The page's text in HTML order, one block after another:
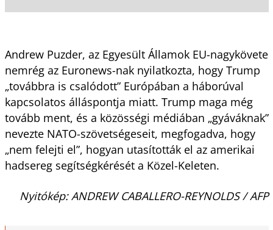
Andrew Puzder, az Egyesült Államok EU-nagykövete
nemrég az Euronews-nak nyilatkozta, hogy Trump
„továbbra is csalódott” Európában a háborúval
kapcsolatos álláspontja miatt. Trump maga még
tovább ment, és a közösségi médiában „gyáváknak”
nevezte NATO-szövetségeseit, megfogadva, hogy
„nem felejti el”, hogyan utasították el az amerikai
hadsereg segítségkérését a Közel-Keleten.
Nyitókép: ANDREW CABALLERO-REYNOLDS / AFP